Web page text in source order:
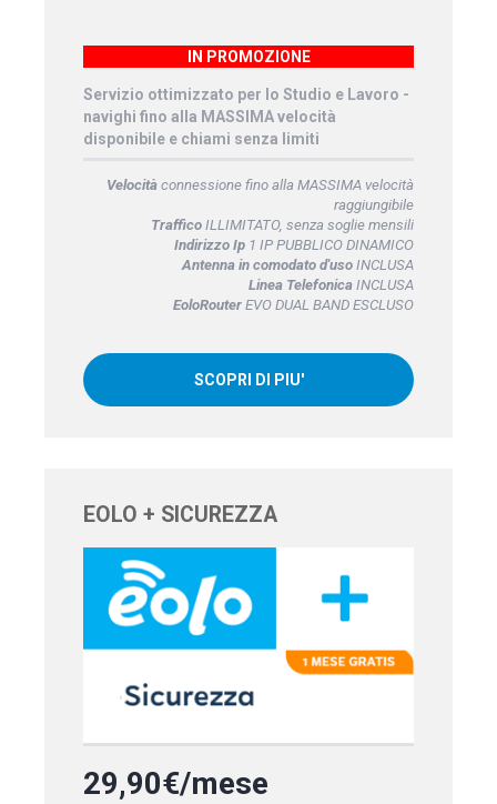
IN PROMOZIONE
Servizio ottimizzato per lo Studio e Lavoro -
navighi fino alla MASSIMA velocità
disponibile e chiami senza limiti
Velocitàconnessione fino alla MASSIMA velocità
raggiungibile
TrafficoILLIMITATO, senza soglie mensili
Indirizzo Ip1 IP PUBBLICO DINAMICO
Antenna in comodato d'usoINCLUSA
Linea TelefonicaINCLUSA
EoloRouterEVO DUAL BAND ESCLUSO
SCOPRI DI PIU'
EOLO + SICUREZZA
29,90€/mese